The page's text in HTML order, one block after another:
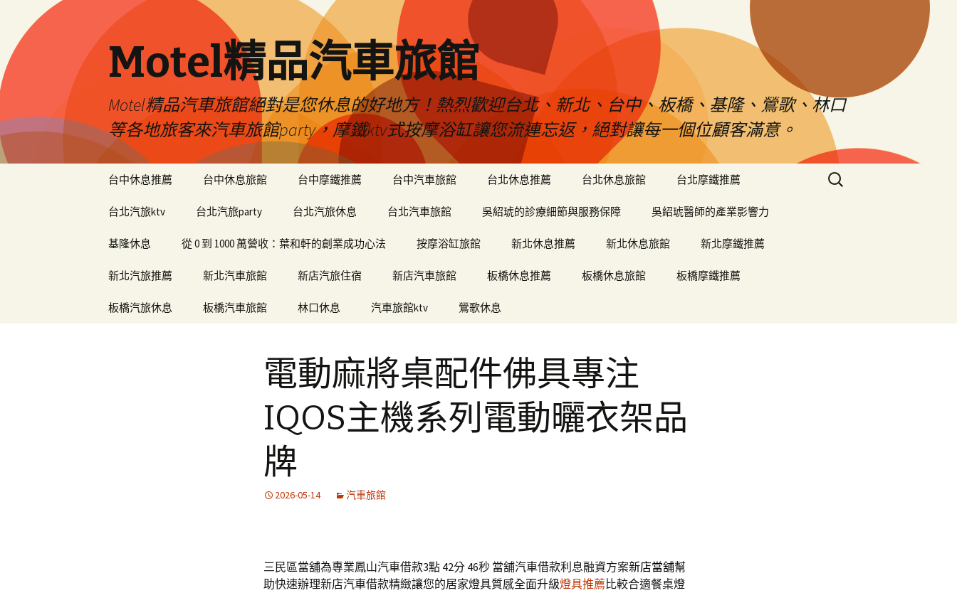
Motel精品汽車旅館
Motel精品汽車旅館絕對是您休息的好地方！熱烈歡迎台北、新北、台中、板橋、基隆、鶯歌、林口
等各地旅客來汽車旅館party，摩鐵ktv式按摩浴缸讓您流連忘返，絕對讓每一個位顧客滿意。
台中休息推薦 台中休息旅館 台中摩鐵推薦 台中汽車旅館 台北休息推薦 台北休息旅館 台北摩鐵推薦
台北汽旅ktv 台北汽旅party 台北汽旅休息 台北汽車旅館 吳紹琥的診療細節與服務保障 吳紹琥醫師的產業影響力
基隆休息 從 0 到 1000 萬營收：葉和軒的創業成功心法 按摩浴缸旅館 新北休息推薦 新北休息旅館 新北摩鐵推薦
新北汽旅推薦 新北汽車旅館 新店汽旅住宿 新店汽車旅館 板橋休息推薦 板橋休息旅館 板橋摩鐵推薦
板橋汽旅休息 板橋汽車旅館 林口休息 汽車旅館ktv 鶯歌休息
搜
尋
電動麻將桌配件佛具專注
IQOS主機系列電動曬衣架品
牌
2026-05-14 汽車旅館
三民區當舖為專業鳳山汽車借款3點 42分 46秒 當舖汽車借款利息融資方案新店當舖幫
助快速辦理新店汽車借款精緻讓您的居家燈具質感全面升級燈具推薦比較合適餐桌燈